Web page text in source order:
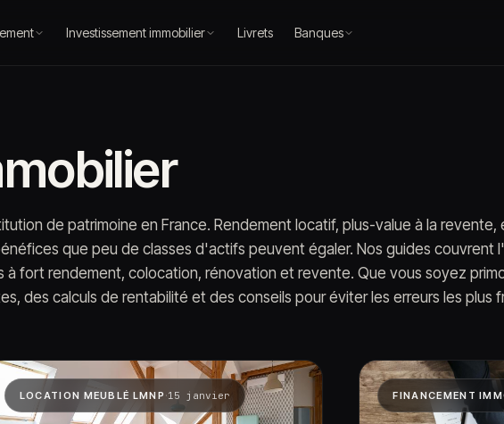
Investissement immobilier Livrets Banques
de patrimoine en France. Rendement locatif, plus-value à la
que peu de classes d'actifs peuvent égaler. Nos guides couvrent
à fort rendement, colocation, rénovation et revente. Que vous soyez
des calculs de rentabilité et des conseils pour éviter les erreurs les plus
LOCATION MEUBLÉ LMNP ·15 janvier FINANCEMENT